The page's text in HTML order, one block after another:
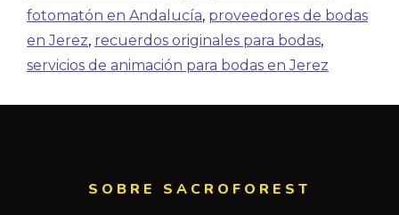
fotomatón en Andalucía, proveedores de bodas
en Jerez, recuerdos originales para bodas,
servicios de animación para bodas en Jerez
SOBRE SACROFOREST